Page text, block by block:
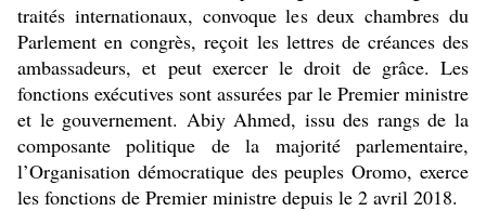
traités internationaux, convoque les deux chambres du
Parlement en congrès, reçoit les lettres de créances des
ambassadeurs, et peut exercer le droit de grâce. Les
fonctions exécutives sont assurées par le Premier ministre
et le gouvernement. Abiy Ahmed, issu des rangs de la
composante politique de la majorité parlementaire,
l’Organisation démocratique des peuples Oromo, exerce
les fonctions de Premier ministre depuis le 2 avril 2018.